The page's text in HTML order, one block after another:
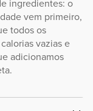
ingredientes: o
vem primeiro,
todos os
vazias e
adicionamos